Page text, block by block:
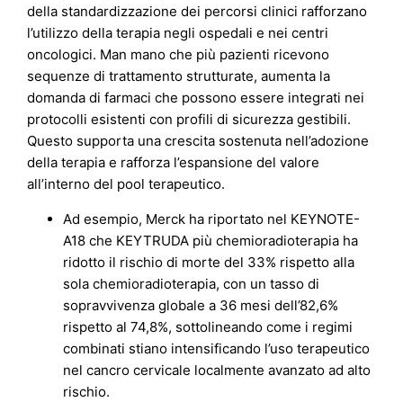
della standardizzazione dei percorsi clinici rafforzano
l’utilizzo della terapia negli ospedali e nei centri
oncologici. Man mano che più pazienti ricevono
sequenze di trattamento strutturate, aumenta la
domanda di farmaci che possono essere integrati nei
protocolli esistenti con profili di sicurezza gestibili.
Questo supporta una crescita sostenuta nell’adozione
della terapia e rafforza l’espansione del valore
all’interno del pool terapeutico.
Ad esempio, Merck ha riportato nel KEYNOTE-
A18 che KEYTRUDA più chemioradioterapia ha
ridotto il rischio di morte del 33% rispetto alla
sola chemioradioterapia, con un tasso di
sopravvivenza globale a 36 mesi dell’82,6%
rispetto al 74,8%, sottolineando come i regimi
combinati stiano intensificando l’uso terapeutico
nel cancro cervicale localmente avanzato ad alto
rischio.